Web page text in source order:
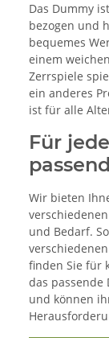
Das Dummy
bezogen und
bequemes
einem
Zerrspiele
ein anderes
ist für alle
Für
Wir bieten
und Bedarf.
finden Sie für
das passende
und können